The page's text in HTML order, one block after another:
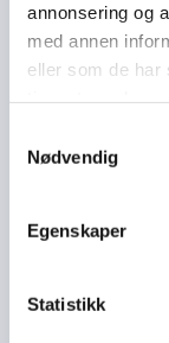
annonsering og
med annen
eller som de har
Nødvendig
Egenskaper
Statistikk
Nå er
kjempe fin helg!
Martin Årst ledet
få frem det beste i
Denne gangen sto
inspirerende
der alle fikk prøve